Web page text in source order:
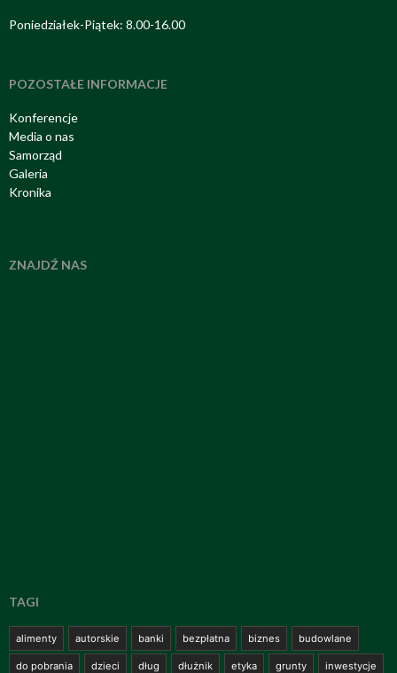
Poniedziałek-Piątek: 8.00-16.00
POZOSTAŁE INFORMACJE
Konferencje
Media o nas
Samorząd
Galeria
Kronika
ZNAJDŹ NAS
TAGI
alimenty autorskie banki bezpłatna biznes budowlane
do pobrania dzieci dług dłużnik etyka grunty inwestycje